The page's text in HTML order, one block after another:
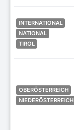
INTERNATIONAL
NATIONAL
TIROL
OBERÖSTERREICH
NIEDERÖSTERREICH